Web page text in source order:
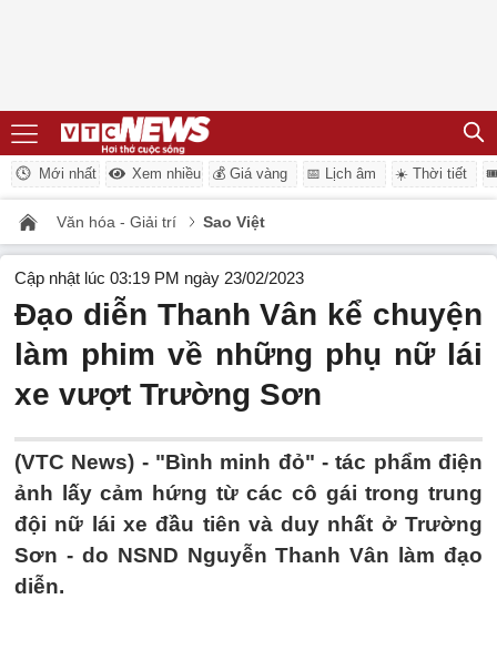
Mới nhất Xem nhiều 💰 Giá vàng 📅 Lịch âm ☀️ Thời tiết
Văn hóa - Giải trí Sao Việt
Cập nhật lúc 03:19 PM ngày 23/02/2023
Đạo diễn Thanh Vân kể chuyện
làm phim về những phụ nữ lái
xe vượt Trường Sơn
(VTC News) - "Bình minh đỏ" - tác phẩm điện
ảnh lấy cảm hứng từ các cô gái trong trung
đội nữ lái xe đầu tiên và duy nhất ở Trường
Sơn - do NSND Nguyễn Thanh Vân làm đạo
diễn.